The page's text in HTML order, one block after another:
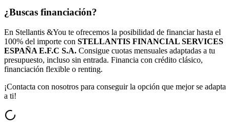
¿Buscas financiación?
En Stellantis &You te ofrecemos la posibilidad de financiar hasta el
100% del importe con STELLANTIS FINANCIAL SERVICES
ESPAÑA E.F.C S.A. Consigue cuotas mensuales adaptadas a tu
presupuesto, incluso sin entrada. Financia con crédito clásico,
financiación flexible o renting.
¡Contacta con nosotros para conseguir la opción que mejor se adapta
a ti!